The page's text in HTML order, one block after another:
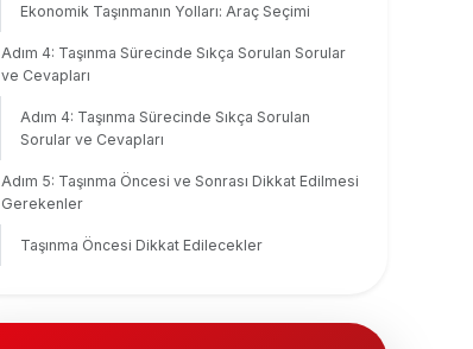
Ekonomik Taşınmanın Yolları: Araç Seçimi
Adım 4: Taşınma Sürecinde Sıkça Sorulan Sorular
ve Cevapları
Adım 4: Taşınma Sürecinde Sıkça Sorulan
Sorular ve Cevapları
Adım 5: Taşınma Öncesi ve Sonrası Dikkat Edilmesi
Gerekenler
Taşınma Öncesi Dikkat Edilecekler